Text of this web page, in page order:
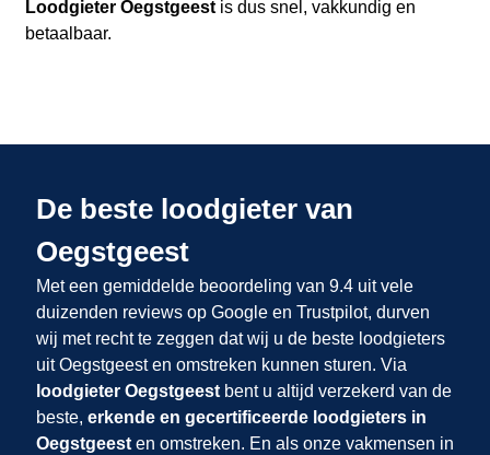
Loodgieter Oegstgeestis dus snel, vakkundig en
betaalbaar.
De beste loodgieter van
Oegstgeest
Met een gemiddelde beoordeling van 9.4 uit vele
duizenden reviews op Google en Trustpilot, durven
wij met recht te zeggen dat wij u de beste loodgieters
uit Oegstgeest en omstreken kunnen sturen. Via
loodgieter Oegstgeestbent u altijd verzekerd van de
beste, erkende en gecertificeerde loodgieters in
Oegstgeesten omstreken. En als onze vakmensen in